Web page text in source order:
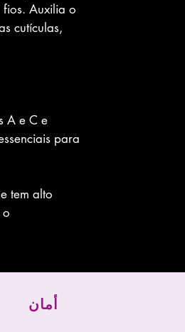
Auxilia o
cutículas,
A e C e
para
tem alto
o
أمان